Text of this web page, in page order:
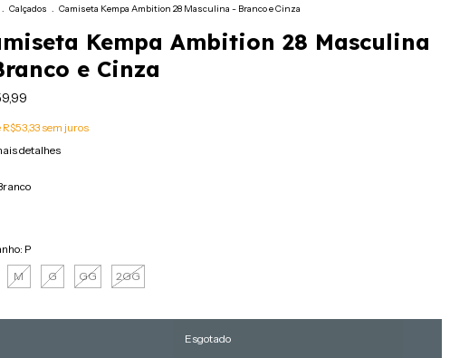
. Calçados . Camiseta Kempa Ambition 28 Masculina - Branco e Cinza
Kempa Ambition 28 Masculina
e Cinza
R$53,33sem juros
detalhes
P
M G GG 2GG